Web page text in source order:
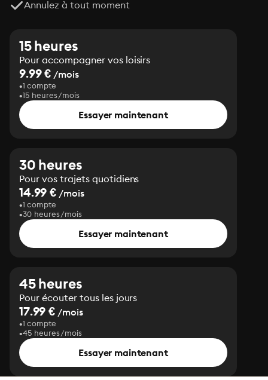
Annulez à tout moment
15 heures
Pour accompagner vos loisirs
9.99 € /mois
1 compte
15 heures/mois
Essayer maintenant
30 heures
Pour vos trajets quotidiens
14.99 € /mois
1 compte
30 heures/mois
Essayer maintenant
45 heures
Pour écouter tous les jours
17.99 € /mois
1 compte
45 heures/mois
Essayer maintenant